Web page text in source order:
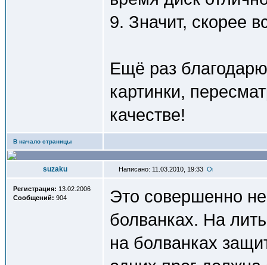
9. Значит, скорее
Ещё раз
картинки,
качестве!
В начало страницы
suzaku Написано: 11.03.2010, 19:33
Регистрация: 13.02.2006
Сообщений: 904
Это совершенно не
болванках. На
на болванках